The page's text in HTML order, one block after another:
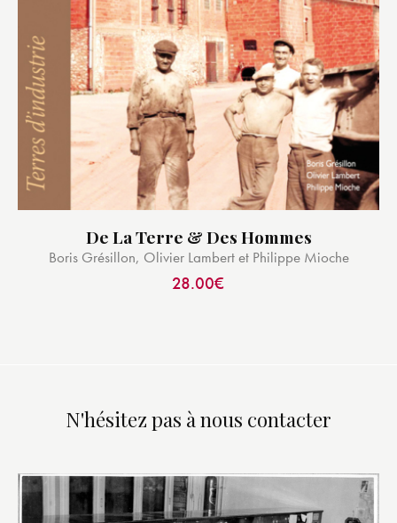
De La Terre & Des Hommes
Boris Grésillon, Olivier Lambert et Philippe Mioche
28.00€
N'hésitez pas à nous contacter